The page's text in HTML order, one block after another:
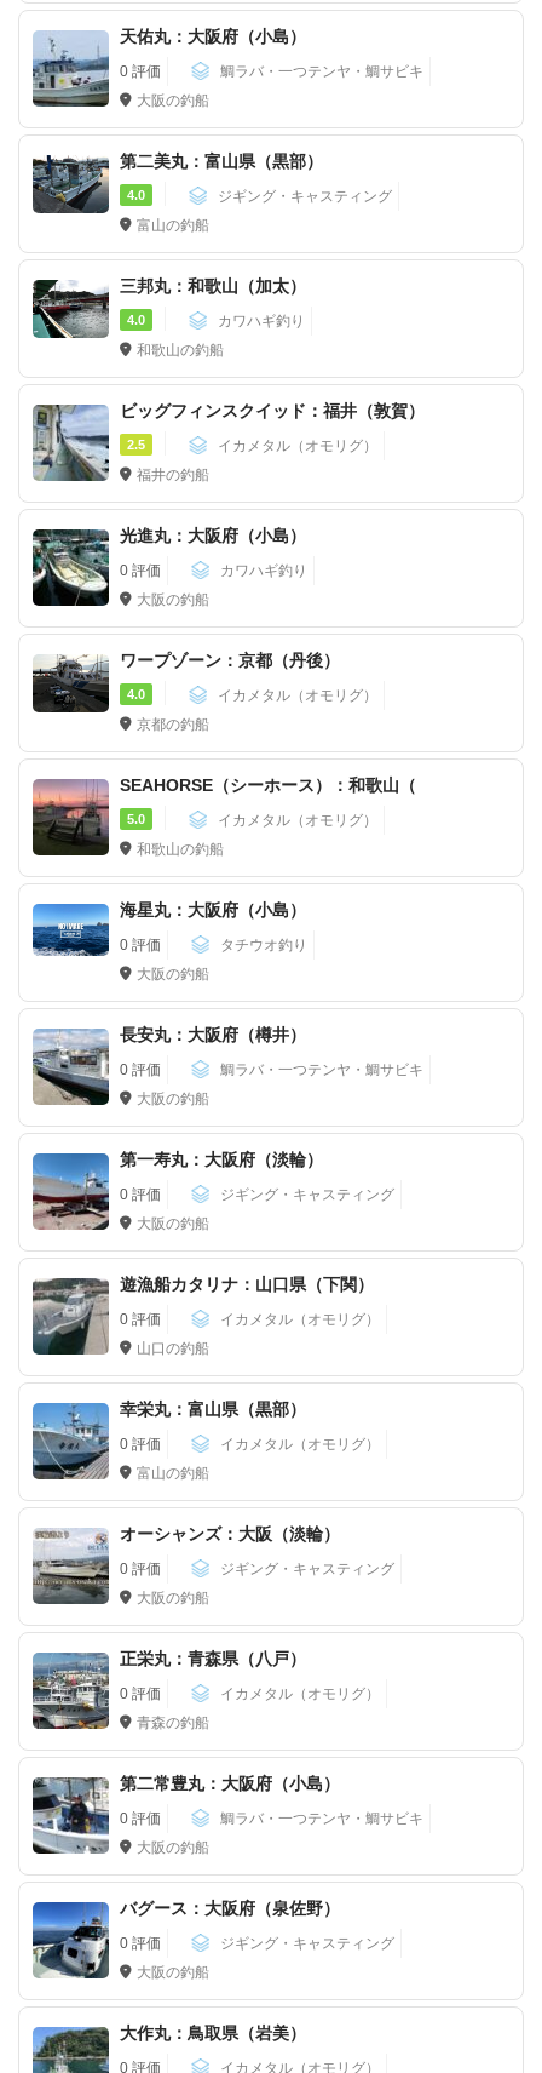
天佑丸：大阪府（小島）
0 評価
鯛ラバ・一つテンヤ・鯛サビキ
大阪の釣船
第二美丸：富山県（黒部）
4.0
ジギング・キャスティング
富山の釣船
三邦丸：和歌山（加太）
4.0
カワハギ釣り
和歌山の釣船
ビッグフィンスクイッド：福井（敦賀）
2.5
イカメタル（オモリグ）
福井の釣船
光進丸：大阪府（小島）
0 評価
カワハギ釣り
大阪の釣船
ワープゾーン：京都（丹後）
4.0
イカメタル（オモリグ）
京都の釣船
SEAHORSE（シーホース）：和歌山（
5.0
イカメタル（オモリグ）
和歌山の釣船
海星丸：大阪府（小島）
0 評価
タチウオ釣り
大阪の釣船
長安丸：大阪府（樽井）
0 評価
鯛ラバ・一つテンヤ・鯛サビキ
大阪の釣船
第一寿丸：大阪府（淡輪）
0 評価
ジギング・キャスティング
大阪の釣船
遊漁船カタリナ：山口県（下関）
0 評価
イカメタル（オモリグ）
山口の釣船
幸栄丸：富山県（黒部）
0 評価
イカメタル（オモリグ）
富山の釣船
オーシャンズ：大阪（淡輪）
0 評価
ジギング・キャスティング
大阪の釣船
正栄丸：青森県（八戸）
0 評価
イカメタル（オモリグ）
青森の釣船
第二常豊丸：大阪府（小島）
0 評価
鯛ラバ・一つテンヤ・鯛サビキ
大阪の釣船
バグース：大阪府（泉佐野）
0 評価
ジギング・キャスティング
大阪の釣船
大作丸：鳥取県（岩美）
0 評価 イカメタル（オモリグ）